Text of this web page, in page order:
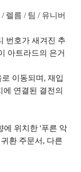
렐름 / 팀 / 유니버
번호가 새겨진 추
아트라드의 은거
이동되며, 재입
연결된 결전의
에 위치한 '푸른 악
환 주문서, 다른